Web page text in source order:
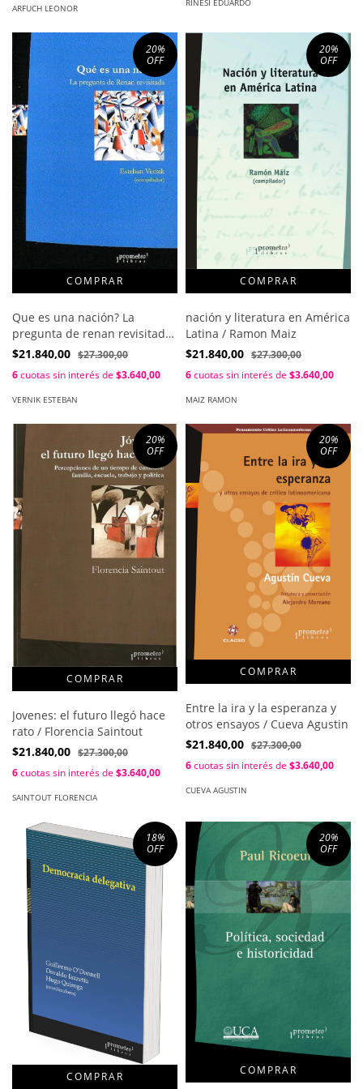
ARFUCH LEONOR
RINESI EDUARDO
20%
OFF
Que es una nación? La
pregunta de renan revisitada
/ Esteban Vernik
$21.840,00 $27.300,00
6cuotas sin interés de $3.640,00
VERNIK ESTEBAN
20%
OFF
nación y literatura en América
Latina / Ramon Maiz
$21.840,00 $27.300,00
6cuotas sin interés de $3.640,00
MAIZ RAMON
20%
OFF
Jovenes: el futuro llegó hace
rato / Florencia Saintout
$21.840,00 $27.300,00
6cuotas sin interés de $3.640,00
SAINTOUT FLORENCIA
20%
OFF
Entre la ira y la esperanza y
otros ensayos / Cueva Agustin
$21.840,00 $27.300,00
6cuotas sin interés de $3.640,00
CUEVA AGUSTIN
18%
OFF
20%
OFF